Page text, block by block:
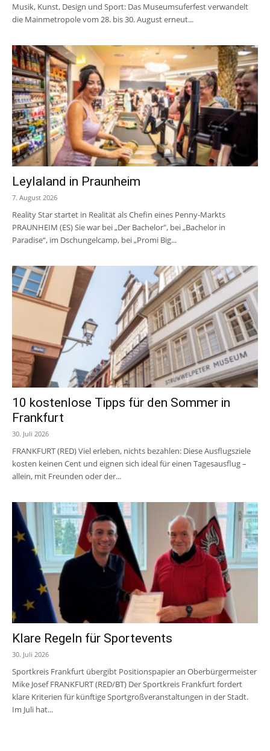
Musik, Kunst, Design und Sport: Das Museumsuferfest verwandelt
die Mainmetropole vom 28. bis 30. August erneut...
Leylaland in Praunheim
7. August 2026
Reality Star startet in Realität als Chefin eines Penny-Markts
PRAUNHEIM (ES) Sie war bei „Der Bachelor", bei „Bachelor in
Paradise“, im Dschungelcamp, bei „Promi Big...
10 kostenlose Tipps für den Sommer in
Frankfurt
30. Juli 2026
FRANKFURT (RED) Viel erleben, nichts bezahlen: Diese Ausflugsziele
kosten keinen Cent und eignen sich ideal für einen Tagesausflug –
allein, mit Freunden oder der...
Klare Regeln für Sportevents
30. Juli 2026
Sportkreis Frankfurt übergibt Positionspapier an Oberbürgermeister
Mike Josef FRANKFURT (RED/BT) Der Sportkreis Frankfurt fordert
klare Kriterien für künftige Sportgroßveranstaltungen in der Stadt.
Im Juli hat...